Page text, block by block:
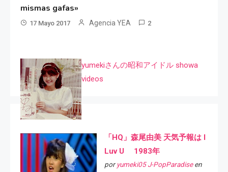
mismas gafas»
17 Mayo 2017 Agencia YEA 2
yumekiさんの昭和アイドル showa
videos
「HQ」森尾由美 天気予報は I
Luv U 1983年
por yumeki05 J-PopParadiseen